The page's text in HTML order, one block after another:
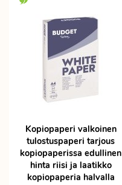
Kopiopaperi valkoinen
tulostuspaperi tarjous
kopiopaperissa edullinen
hinta riisi ja laatikko
kopiopaperia halvalla